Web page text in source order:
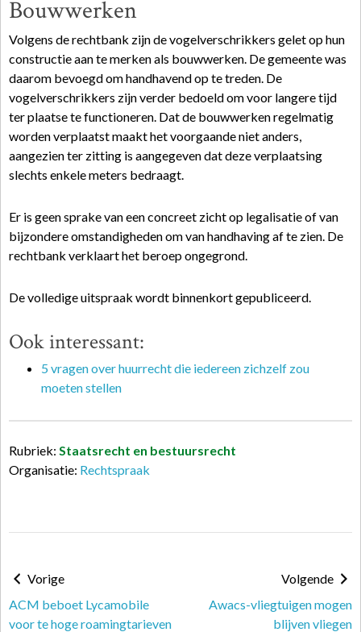
Bouwwerken
Volgens de rechtbank zijn de vogelverschrikkers gelet op hun
constructie aan te merken als bouwwerken. De gemeente was
daarom bevoegd om handhavend op te treden. De
vogelverschrikkers zijn verder bedoeld om voor langere tijd
ter plaatse te functioneren. Dat de bouwwerken regelmatig
worden verplaatst maakt het voorgaande niet anders,
aangezien ter zitting is aangegeven dat deze verplaatsing
slechts enkele meters bedraagt.
Er is geen sprake van een concreet zicht op legalisatieof van
bijzondere omstandigheden om van handhaving af te zien. De
rechtbank verklaart het beroep ongegrond.
De volledige uitspraak wordt binnenkort gepubliceerd.
Ook interessant:
5 vragen over huurrecht die iedereen zichzelf zou
moeten stellen
Rubriek: Staatsrecht en bestuursrecht
Organisatie: Rechtspraak
Vorige
ACM beboet Lycamobile
voor te hoge roamingtarieven
Volgende
Awacs-vliegtuigen mogen
blijven vliegen